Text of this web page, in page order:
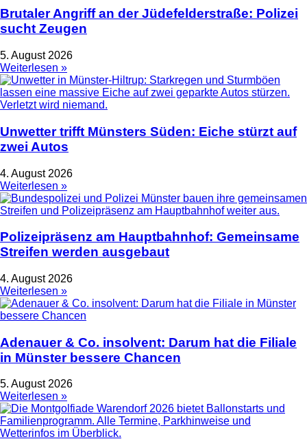
Brutaler Angriff an der Jüdefelderstraße: Polizei
sucht Zeugen
5. August 2026
Weiterlesen »
Unwetter trifft Münsters Süden: Eiche stürzt auf
zwei Autos
4. August 2026
Weiterlesen »
Polizeipräsenz am Hauptbahnhof: Gemeinsame
Streifen werden ausgebaut
4. August 2026
Weiterlesen »
Adenauer & Co. insolvent: Darum hat die Filiale
in Münster bessere Chancen
5. August 2026
Weiterlesen »